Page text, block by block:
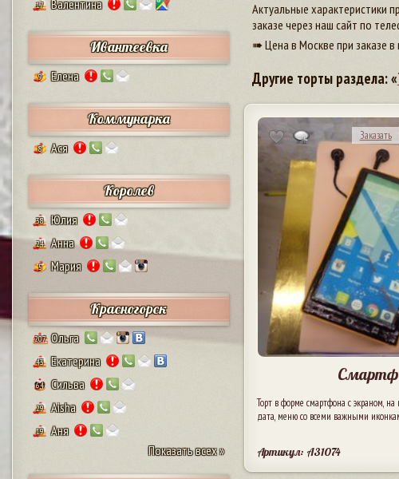
17 Валентина
Ивантеевка
9 Елена
Коммунарка
8 Ася
Королев
38 Юлия
24 Анна
5 Мария
Красногорск
207 Ольга
43 Екатерина
64 Сильва
29 Aisha
19
Аня
Показать всех »
Актуальные характеристики
заказе через наш сайт по
➠ Цена в Москве при заказе
Другие торты раздела: «
Заказать
Торт в форме смартфона с экраном,
дата, меню со всеми важными
Артикул: A31074